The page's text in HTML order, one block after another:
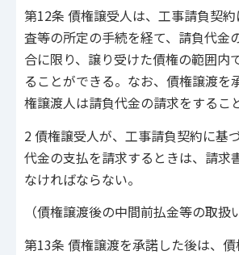
第12条 債権譲受人は、工事請負契
査等の所定の手続を経て、請負代金
合に限り、譲り受けた債権の範囲内
ることができる。なお、債権譲渡を
権譲渡人は請負代金の請求をするこ
2 債権譲受人が、工事請負契約に基
代金の支払を請求するときは、請求
なければならない。
（債権譲渡後の中間前払金等の取扱
第13条 債権譲渡を承諾した後は、